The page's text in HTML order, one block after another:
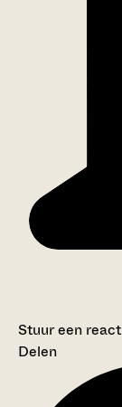
Stuur een
Delen